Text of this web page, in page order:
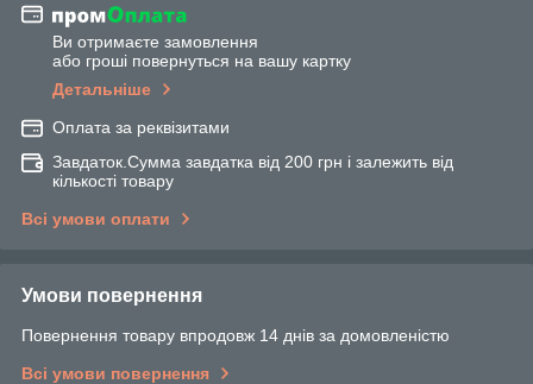
Ви отримаєте замовлення
або гроші повернуться на вашу картку
Детальніше
Оплата за реквізитами
Завдаток.Сумма завдатка від 200 грн і залежить від
кількості товару
Всі умови оплати
Умови повернення
Повернення товару впродовж 14 днів за домовленістю
Всі умови повернення